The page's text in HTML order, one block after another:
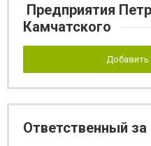
Предприятия
Камчатского
Добавить
Ответственный за